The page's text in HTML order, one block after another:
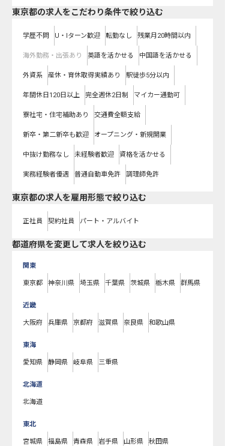
東京都の求人をこだわり条件で絞り込む
学歴不問 U・Iターン歓迎 転勤なし 残業月20時間以内
海外勤務・出張あり 英語を活かせる 中国語を活かせる
外資系 産休・育休取得実績あり 駅徒歩5分以内
年間休日120日以上 完全週休2日制 マイカー通勤可
寮社宅・住宅補助あり 交通費全額支給
新卒・第二新卒も歓迎 オープニング・新規開業
中抜け勤務なし 未経験者歓迎 資格を活かせる
実務経験者優遇 普通自動車免許 調理師免許
東京都の求人を雇用形態で絞り込む
正社員 契約社員 パート・アルバイト
都道府県を変更して求人を絞り込む
関東
東京都 神奈川県 埼玉県 千葉県 茨城県 栃木県 群馬県
近畿
大阪府 兵庫県 京都府 滋賀県 奈良県 和歌山県
東海
愛知県 静岡県 岐阜県 三重県
北海道
北海道
東北
宮城県 福島県 青森県 岩手県 山形県 秋田県